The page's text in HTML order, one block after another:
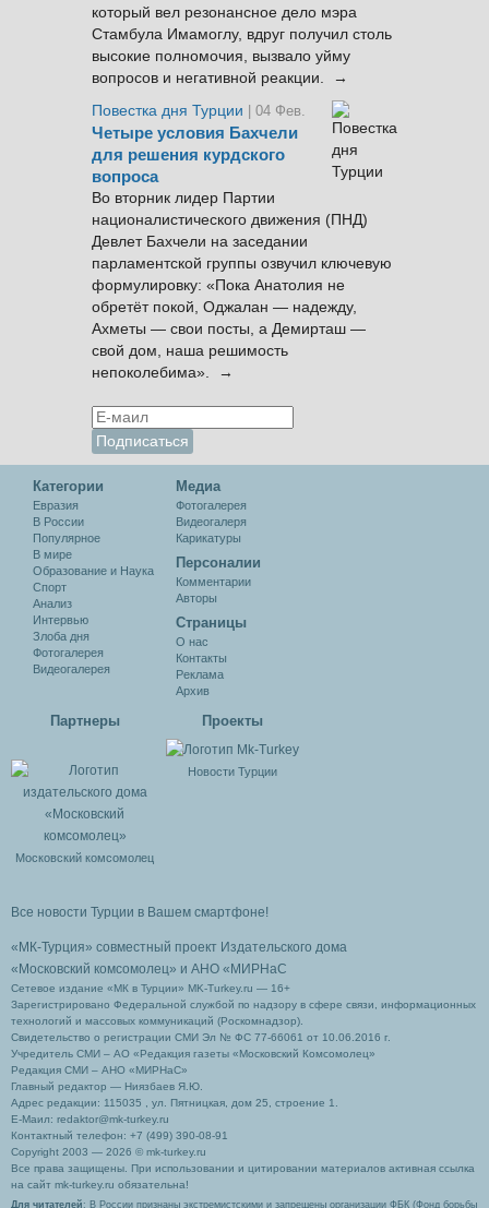
который вел резонансное дело мэра
Стамбула Имамоглу, вдруг получил столь
высокие полномочия, вызвало уйму
вопросов и негативной реакции. →
Повестка дня Турции
| 04 Фев.
Четыре условия Бахчели
для решения курдского
вопроса
Во вторник лидер Партии
националистического движения (ПНД)
Девлет Бахчели на заседании
парламентской группы озвучил ключевую
формулировку: «Пока Анатолия не
обретёт покой, Оджалан — надежду,
Ахметы — свои посты, а Демирташ —
свой дом, наша решимость
непоколебима». →
Категории
Евразия
В России
Популярное
В мире
Образование и Наука
Спорт
Анализ
Интервью
Злоба дня
Фотогалерея
Видеогалерея
Медиа
Фотогалерея
Видеогалеря
Карикатуры
Персоналии
Комментарии
Авторы
Cтраницы
О нас
Контакты
Реклама
Архив
Партнеры
Московский комсомолец
Проекты
Новости Турции
Все новости Турции в Вашем смартфоне!
«МК-Турция» совместный проект Издательского дома
«Московский комсомолец» и АНО «МИРНаС
Сетевое издание «МК в Турции» MK-Turkey.ru — 16+
Зарегистрировано Федеральной службой по надзору в сфере связи, информационных
технологий и массовых коммуникаций (Роскомнадзор).
Свидетельство о регистрации СМИ Эл № ФС 77-66061 от 10.06.2016 г.
Учредитель СМИ – АО «Редакция газеты «Московский Комсомолец»
Редакция СМИ – АНО «МИРНаС»
Главный редактор — Ниязбаев Я.Ю.
Адрес редакции: 115035 , ул. Пятницкая, дом 25, строение 1.
Е-Маил: redaktor@mk-turkey.ru
Контактный телефон: +7 (499) 390-08-91
Copyright 2003 — 2026 © mk-turkey.ru
Все права защищены. При использовании и цитировании материалов активная ссылка
на сайт mk-turkey.ru обязательна!
Для читателей : В России признаны экстремистскими и запрещены организации ФБК (Фонд борьбы